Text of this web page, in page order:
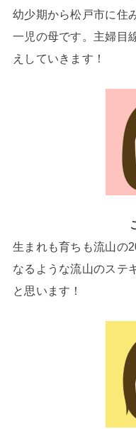
幼少期から松戸市に住
一児の母です。主婦目
えしていきます！
生まれも育ちも流山の
なるような流山のステ
と思います！